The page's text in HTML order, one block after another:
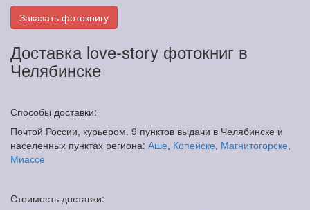
Заказать фотокнигу
Доставка love-story фотокниг в
Челябинске
Способы доставки:
Почтой России, курьером. 9 пунктов выдачи в Челябинске и
населенных пунктах региона: Аше, Копейске, Магнитогорске,
Миассе
Стоимость доставки: